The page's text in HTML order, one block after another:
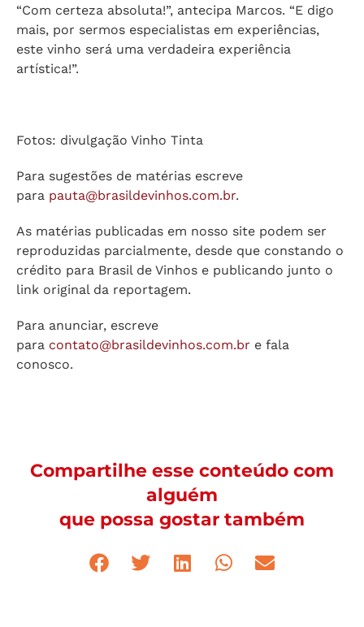
“Com certeza absoluta!”, antecipa Marcos. “E digo
mais, por sermos especialistas em experiências,
este vinho será uma verdadeira experiência
artística!”.
Fotos: divulgação Vinho Tinta
Para sugestões de matérias escreve
para pauta@brasildevinhos.com.br.
As matérias publicadas em nosso site podem ser
reproduzidas parcialmente, desde que constando o
crédito para Brasil de Vinhos e publicando junto o
link original da reportagem.
Para anunciar, escreve
para contato@brasildevinhos.com.br e fala
conosco.
Compartilhe esse conteúdo com
alguém
que possa gostar também